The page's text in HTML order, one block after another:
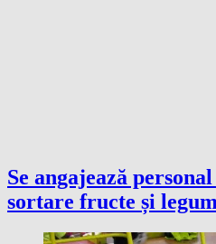
Se angajează
sortare fructe și